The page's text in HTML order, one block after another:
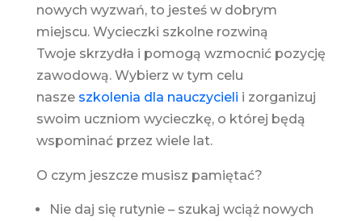
nowych wyzwań, to jesteś w dobrym
miejscu. Wycieczki szkolne rozwiną
Twoje skrzydła i pomogą wzmocnić pozycję
zawodową. Wybierz w tym celu
nasze szkolenia dla nauczycieli i zorganizuj
swoim uczniom wycieczkę, o której będą
wspominać przez wiele lat.
O czym jeszcze musisz pamiętać?
Nie daj się rutynie – szukaj wciąż nowych